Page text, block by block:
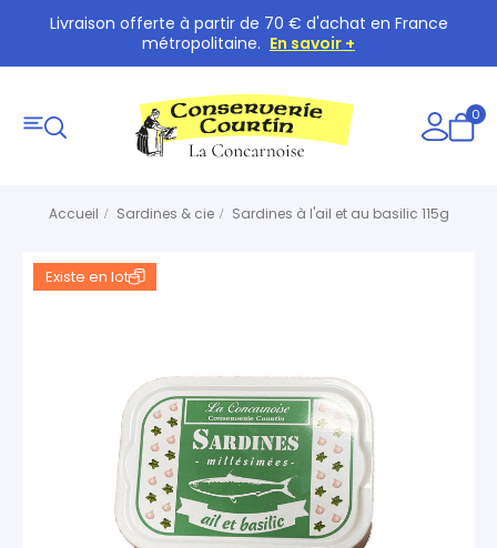
Livraison offerte à partir de 70 € d'achat en France
métropolitaine. En savoir +
0
Accueil Sardines & cie Sardines à l'ail et au basilic 115g
Existe en lot